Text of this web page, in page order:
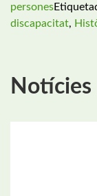
persones
discapacitat,
Notícies